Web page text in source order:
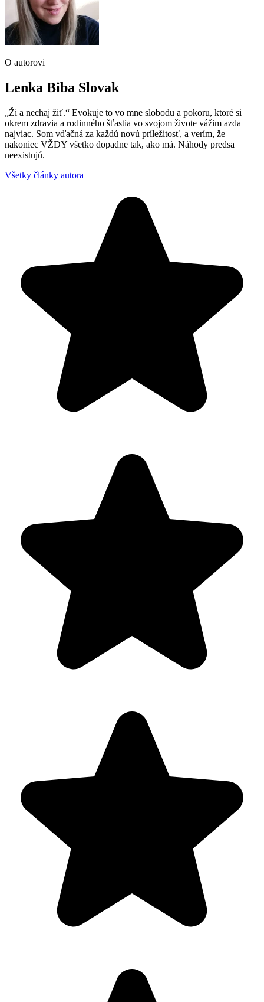
O autorovi
Lenka Biba Slovak
„Ži a nechaj žiť.“ Evokuje to vo mne slobodu a pokoru, ktoré si
okrem zdravia a rodinného šťastia vo svojom živote vážim azda
najviac. Som vďačná za každú novú príležitosť, a verím, že
nakoniec VŽDY všetko dopadne tak, ako má. Náhody predsa
neexistujú.
Všetky články autora